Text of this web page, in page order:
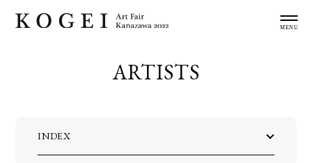
ARTISTS
INDEX